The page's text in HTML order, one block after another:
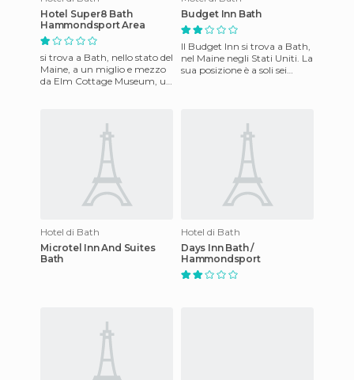
Hotel Super8 Bath
Hammondsport Area
si trova a Bath, nello stato del
Maine, a un miglio e mezzo
da Elm Cottage Museum, un
Budget Inn Bath
Il Budget Inn si trova a Bath,
nel Maine negli Stati Uniti. La
sua posizione è a soli sei
Hotel di Bath
Microtel Inn And Suites
Bath
Hotel di Bath
Days Inn Bath /
Hammondsport